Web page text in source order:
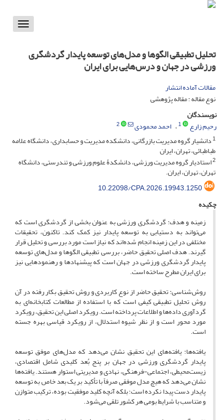
Toggle
تحلیل تطبیقی الگوها و مدل‌های توسعه پایدار گردشگری
ورزشی در جهان و درس‌هایی برای ایران
مقالات آماده انتشار
نوع مقاله : مقاله پژوهشی
نویسندگان
رحیم زارع
1 احمد محمودی
2
1دانشیار گروه مدیریت بازرگانی، دانشکده مدیریت و حسابداری، دانشگاه علامه
طباطبائی، تهران، ایران
2استادیار گروه مدیریت ورزشی، دانشکدۀ علوم ورزشی و تندرستی، دانشگاه
تهران، تهران، ایران.
10.22098/CPA.2026.19943.1250
چکیده
زمینه و هدف: گردشگری ورزشی به عنوان بخشی از گردشگری است که
می‌تواند به دستیابی به توسعه پایدار نیز کمک کند. تاکنون، تحقیقات
مختلفی در این زمینه انجام شده‌اند که نیاز است مورد بررسی و تحلیل قرار
گیرند. هدف اصلی تحقیق حاضر، بررسی تطبیقی الگوها و مدل‌های توسعه
پایدار گردشگری ورزشی در جهان است که پیشنهادها و رهنمودهایی نیز
برای ایران مطرح ساخته است.
روش‌شناسی: تحقیق حاضر از نوع کاربردی و روش تحقیق بکار رفته در آن
روش تحلیل تطبیقی کیفی است که با استفاده از مطالعات کتابخانه‌ای به
گردآوری داده‌ها و اطلاعات پرداخته است. رویکرد اصلی این تحقیق، رویکرد
مورد محور است و از نظر شیوه استدلال، از رویکرد قیاسی بهره جسته
است.
یافته‌ها: یافته‌های این تحقیق نشان می‌دهد که مدل‌های موفق توسعه
پایدار گردشگری ورزشی در جهان بر پنج بُعد کلیدی شامل اقتصادی،
زیست‌محیطی، اجتماعی-فرهنگی، نهادی و مدیریتی استوار هستند. یافته‌ها
نشان می‌دهد که هیچ مدل موفقی صرفاً با تأکید بر یک بعد خاص به توسعه
پایدار دست پیدا نکرده است؛ بلکه آنچه کلید موفقیت بوده، ترکیب متوازن
و متناسب با شرایط بومی هر کشور تلقی می‌شود.